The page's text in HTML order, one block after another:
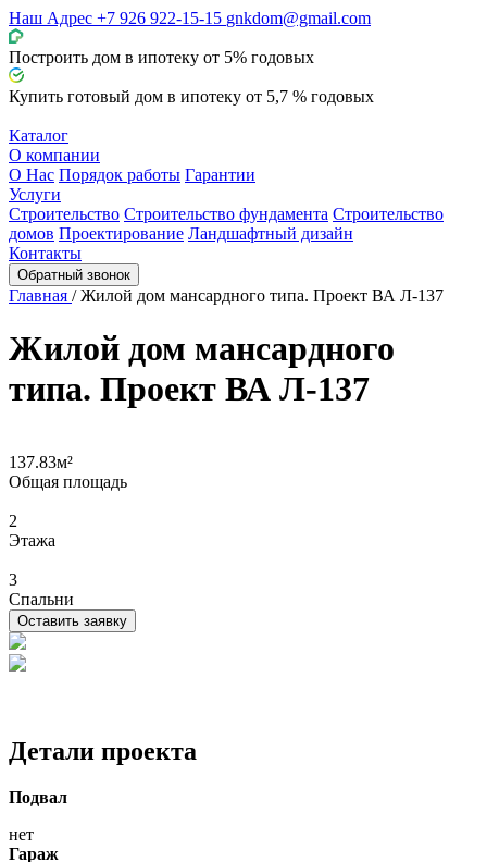
Наш Адрес +7 926 922-15-15 gnkdom@gmail.com
Построить дом в ипотеку от 5% годовых
Купить готовый дом в ипотеку от 5,7 % годовых
Каталог
О компании
О Нас Порядок работы Гарантии
Услуги
Строительство Строительство фундамента Строительство
домов Проектирование Ландшафтный дизайн
Контакты
Обратный звонок
Главная /Жилой дом мансардного типа. Проект ВА Л-137
Жилой дом мансардного
типа. Проект ВА Л-137
137.83м²
Общая площадь
2
Этажа
3
Спальни
Оставить заявку
Детали проекта
Подвал
нет
Гараж